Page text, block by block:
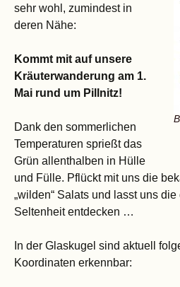
sehr wohl, zumindest in
deren Nähe:
Kommt mit auf unsere
Kräuterwanderung am 1.
Mai rund um Pillnitz!
Dank den sommerlichen
Temperaturen sprießt das
Grün allenthalben in Hülle
und Fülle. Pflückt mit uns die
„wilden“ Salats und lasst uns
Seltenheit entdecken …
In der Glaskugel sind aktuell
Koordinaten erkennbar: